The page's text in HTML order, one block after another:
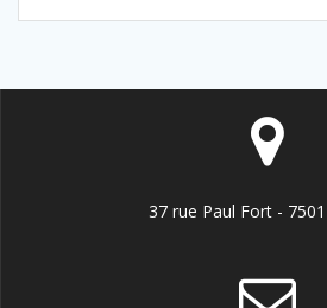
37 rue Paul Fort -